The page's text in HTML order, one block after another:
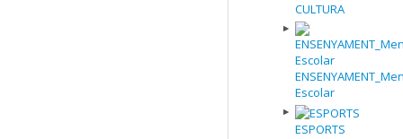
CULTURA
Escolar
ESPORTS